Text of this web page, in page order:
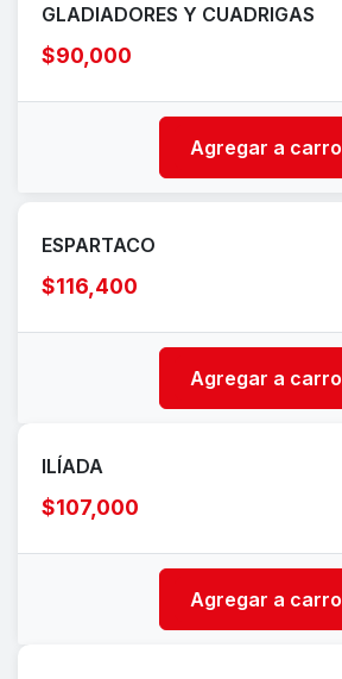
GLADIADORES Y CUADRIGAS
$90,000
Agregar a carro
ESPARTACO
$116,400
Agregar a carro
ILÍADA
$107,000
Agregar a carro